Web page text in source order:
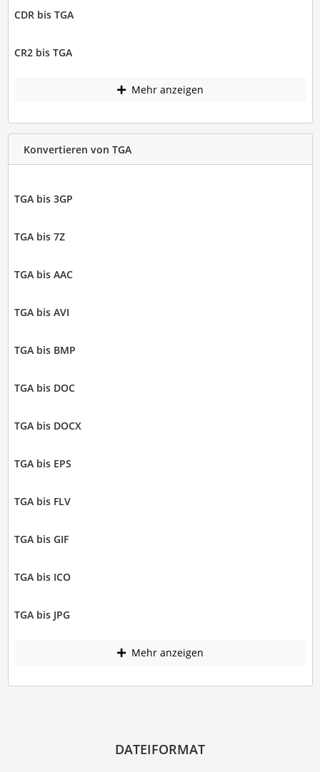
CDR bis TGA
CR2 bis TGA
Mehr anzeigen
Konvertieren von TGA
TGA bis 3GP
TGA bis 7Z
TGA bis AAC
TGA bis AVI
TGA bis BMP
TGA bis DOC
TGA bis DOCX
TGA bis EPS
TGA bis FLV
TGA bis GIF
TGA bis ICO
TGA bis JPG
Mehr anzeigen
DATEIFORMAT